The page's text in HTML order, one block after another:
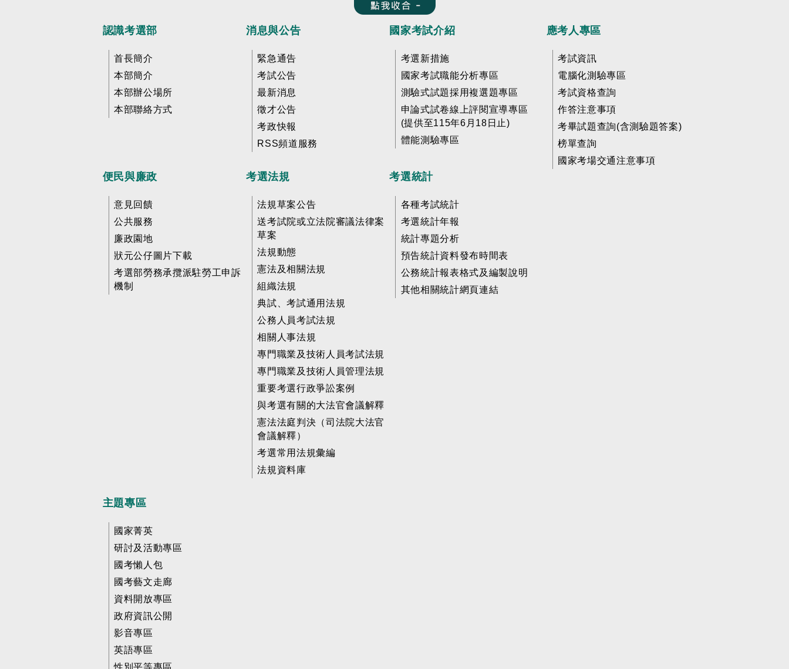
收合 FatFooter
認識考選部
首長簡介
本部簡介
本部辦公場所
本部聯絡方式
消息與公告
緊急通告
考試公告
最新消息
徵才公告
考政快報
RSS頻道服務
國家考試介紹
考選新措施
國家考試職能分析專區
測驗式試題採用複選題專區
申論式試卷線上評閱宣導專區
(提供至115年6月18日止)
體能測驗專區
應考人專區
考試資訊
電腦化測驗專區
考試資格查詢
作答注意事項
考畢試題查詢(含測驗題答案)
榜單查詢
國家考場交通注意事項
便民與廉政
意見回饋
公共服務
廉政園地
狀元公仔圖片下載
考選部勞務承攬派駐勞工申訴
機制
考選法規
法規草案公告
送考試院或立法院審議法律案
草案
法規動態
憲法及相關法規
組織法規
典試、考試通用法規
公務人員考試法規
相關人事法規
專門職業及技術人員考試法規
專門職業及技術人員管理法規
重要考選行政爭訟案例
與考選有關的大法官會議解釋
憲法法庭判決（司法院大法官
會議解釋）
考選常用法規彙編
法規資料庫
考選統計
各種考試統計
考選統計年報
統計專題分析
預告統計資料發布時間表
公務統計報表格式及編製說明
其他相關統計網頁連結
主題專區
國家菁英
研討及活動專區
國考懶人包
國考藝文走廊
資料開放專區
政府資訊公開
影音專區
英語專區
性別平等專區